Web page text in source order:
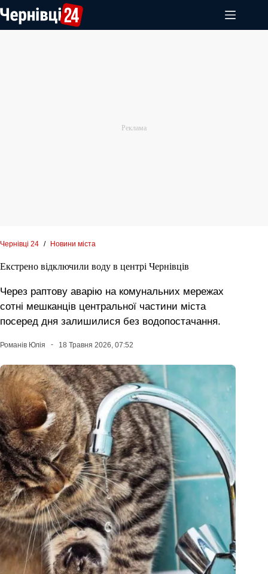
до
вмісту
Чернівці 24 / Новини міста
Екстрено відключили воду в центрі Чернівців
Через раптову аварію на комунальних мережах
сотні мешканців центральної частини міста
посеред дня залишилися без водопостачання.
Романів Юлія 18 Травня 2026, 07:52